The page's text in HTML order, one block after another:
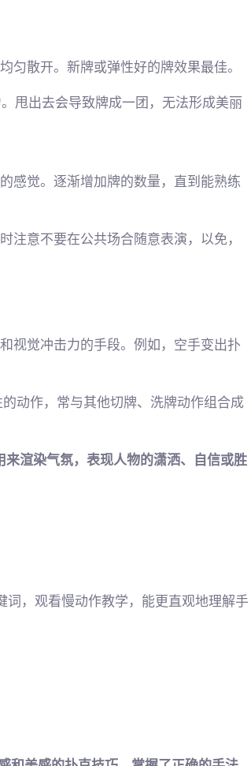
匀散开。新牌或弹性好的牌效果最佳。
。甩出去会导致牌成一团，无法形成美丽
感觉。逐渐增加牌的数量，直到能熟练
注意不要在公共场合随意表演，以免，
视觉冲击力的手段。例如，空手变出扑
动作，常与其他切牌、洗牌动作组合成
渲染气氛，表现人物的潇洒、自信或胜
，观看慢动作教学，能更直观地理解手